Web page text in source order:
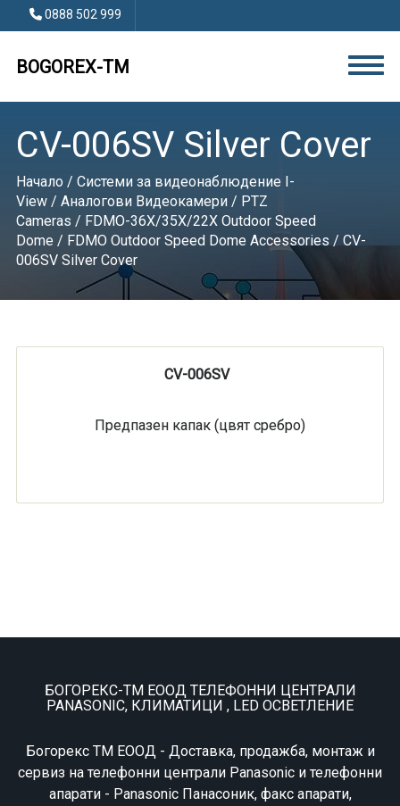
0888 502 999
BOGOREX-TM
CV-006SV Silver Cover
Начало/ Системи за видеонаблюдение I-
View/ Аналогови Видеокамери/ PTZ
Cameras / FDMO-36X/35X/22X Outdoor Speed
Dome / FDMO Outdoor Speed Dome Accessories / CV-
006SV Silver Cover
CV-006SV
Предпазен капак (цвят сребро)
БОГОРЕКС-ТМ ЕООД ТЕЛЕФОННИ ЦЕНТРАЛИ
PANASONIC, КЛИМАТИЦИ , LED ОСВЕТЛЕНИЕ
Богорекс ТМ ЕООД - Доставка, продажба, монтаж и
сервиз на телефонни централи Panasonic и телефонни
апарати - Panasonic Панасоник, факс апарати,